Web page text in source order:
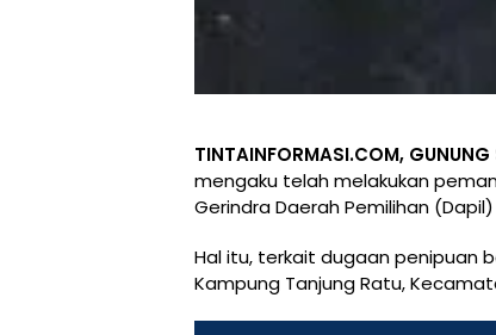
TINTAINFORMASI.COM,
mengaku telah melakukan
Gerindra Daerah Pemilihan
Hal itu, terkait dugaan penipuan
Kampung Tanjung Ratu,